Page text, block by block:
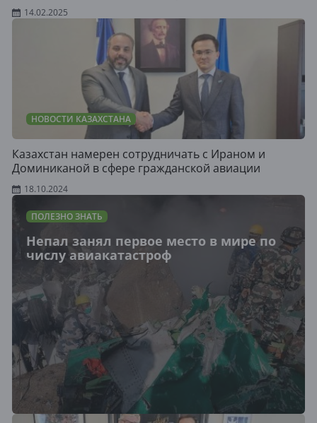
14.02.2025
НОВОСТИ КАЗАХСТАНА
Казахстан намерен сотрудничать с Ираном и
Доминиканой в сфере гражданской авиации
18.10.2024
ПОЛЕЗНО ЗНАТЬ
Непал занял первое место в мире по
числу авиакатастроф